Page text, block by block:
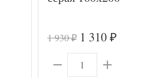
1 930₽ 1 310 ₽